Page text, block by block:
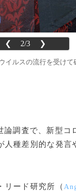
❮ 2/3 ❯
ルスの流行を受け
論調査で、新型
種差別的な発言
リード研究所（